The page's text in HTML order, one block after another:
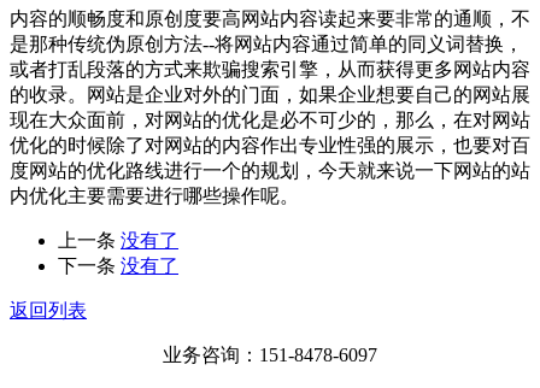
内容的顺畅度和原创度要高网站内容读起来要非常的通顺，不
是那种传统伪原创方法--将网站内容通过简单的同义词替换，
或者打乱段落的方式来欺骗搜索引擎，从而获得更多网站内容
的收录。网站是企业对外的门面，如果企业想要自己的网站展
现在大众面前，对网站的优化是必不可少的，那么，在对网站
优化的时候除了对网站的内容作出专业性强的展示，也要对百
度网站的优化路线进行一个的规划，今天就来说一下网站的站
内优化主要需要进行哪些操作呢。
上一条 没有了
下一条 没有了
返回列表
业务咨询：151-8478-6097